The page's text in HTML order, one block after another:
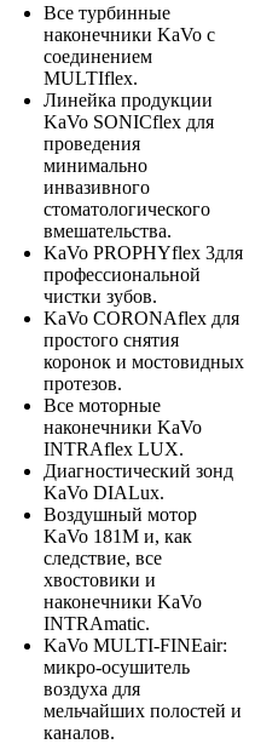
Все турбинные
наконечники KaVo с
соединением
MULTIflex.
Линейка продукции
KaVo SONICflex для
проведения
минимально
инвазивного
стоматологического
вмешательства.
KaVo PROPHYflex 3для
профессиональной
чистки зубов.
KaVo CORONAflex для
простого снятия
коронок и мостовидных
протезов.
Все моторные
наконечники KaVo
INTRAflex LUX.
Диагностический зонд
KaVo DIALux.
Воздушный мотор
KaVo 181M и, как
следствие, все
хвостовики и
наконечники KaVo
INTRAmatic.
KaVo MULTI-FINEair:
микро-осушитель
воздуха для
мельчайших полостей и
каналов.